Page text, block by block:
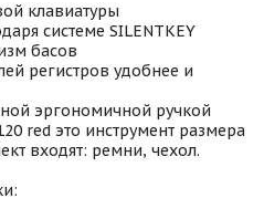
клавиатуры
системе SILENTKEY
басов
регистров удобнее и
эргономичной ручкой
red это инструмент размера
входят: ремни, чехол.